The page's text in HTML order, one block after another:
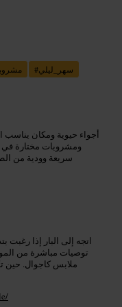
#سهر_ليلي
أجواء حيوية ومكان يناسب
ومشروبات مختارة
سريعة وودية من
اتجه إلى البار إذا
توصيات مباشرة من
ملابس كاجوال.